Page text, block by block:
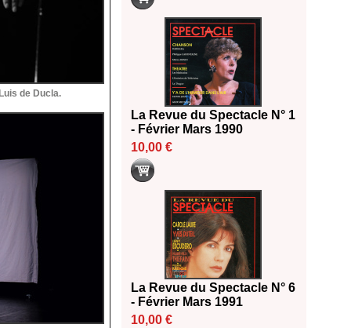
de Ducla.
La Revue du Spectacle N° 1
- Février Mars 1990
10,00 €
La Revue du Spectacle N° 6
- Février Mars 1991
10,00 €